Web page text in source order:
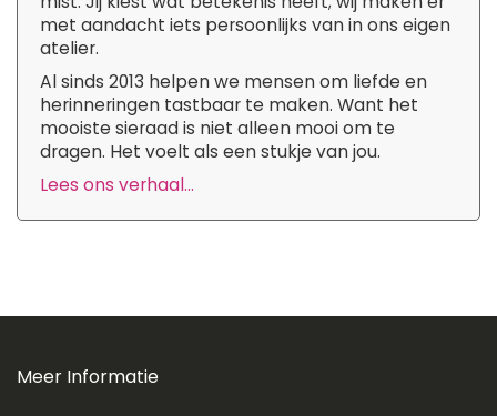
met aandacht iets persoonlijks van in ons eigen
atelier.
Al sinds 2013 helpen we mensen om liefde en
herinneringen tastbaar te maken. Want het
mooiste sieraad is niet alleen mooi om te
dragen. Het voelt als een stukje van jou.
Lees ons verhaal...
Meer Informatie